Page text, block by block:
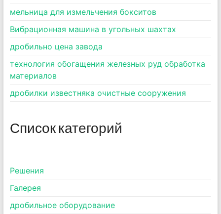
мельница для измельчения бокситов
Вибрационная машина в угольных шахтах
дробильно цена завода
технология обогащения железных руд обработка
материалов
дробилки известняка очистные сооружения
Список категорий
Pешения
Галерея
дробильное оборудование